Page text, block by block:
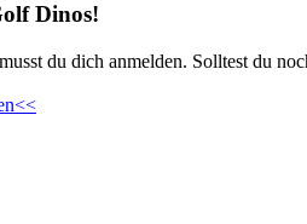
Dinos!
du dich anmelden. Solltest du